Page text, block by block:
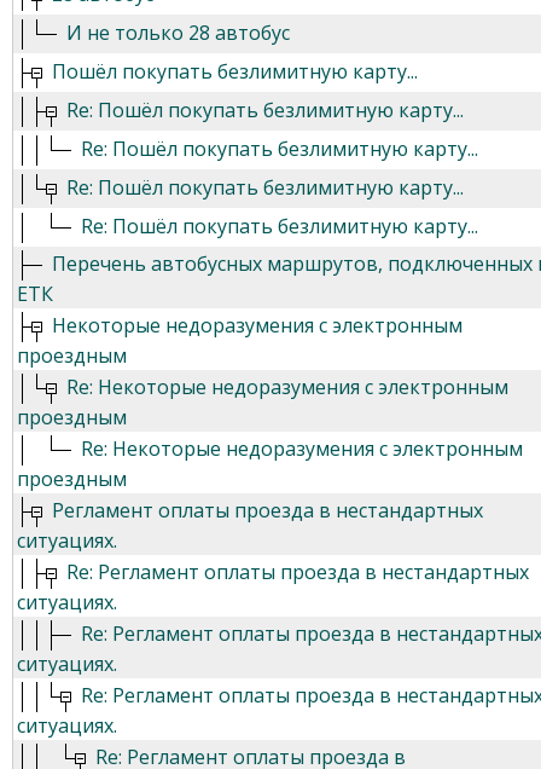
И не только 28 автобус
Пошёл покупать безлимитную карту...
Re: Пошёл покупать безлимитную карту...
Re: Пошёл покупать безлимитную карту...
Re: Пошёл покупать безлимитную карту...
Re: Пошёл покупать безлимитную карту...
Перечень автобусных маршрутов, подключенных
ЕТК
Некоторые недоразумения с электронным
проездным
Re: Некоторые недоразумения с электронным
проездным
Re: Некоторые недоразумения с электронным
проездным
Регламент оплаты проезда в нестандартных
ситуациях.
Re: Регламент оплаты проезда в нестандартных
ситуациях.
Re: Регламент оплаты проезда в
ситуациях.
Re: Регламент оплаты проезда в
ситуациях.
Re: Регламент оплаты проезда в